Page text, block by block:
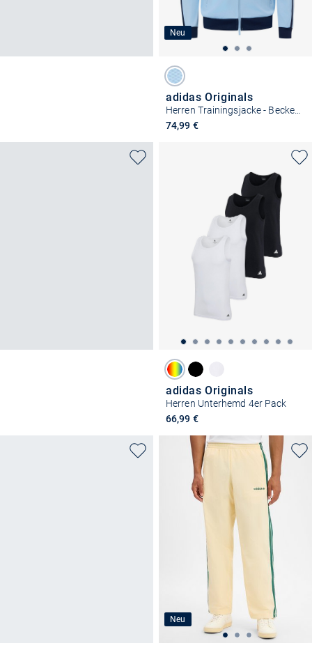
Neu
adidas Originals
Herren Trainingsjacke - Beckenbauer TT
74,99 €
adidas Originals
Herren Unterhemd 4er Pack
66,99 €
Neu